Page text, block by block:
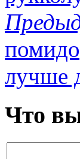
лучше
Что